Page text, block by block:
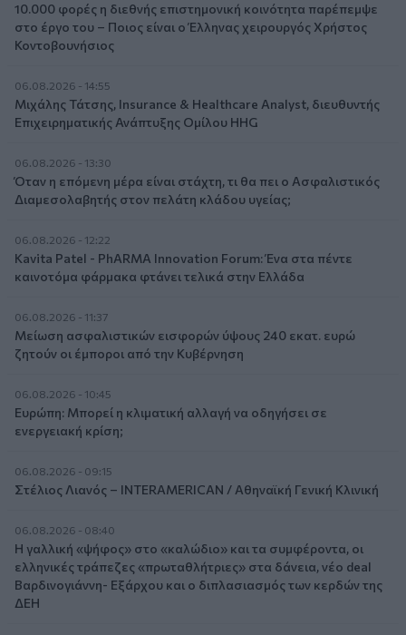
10.000 φορές η διεθνής επιστημονική κοινότητα παρέπεμψε
στο έργο του – Ποιος είναι ο Έλληνας χειρουργός Χρήστος
Κοντοβουνήσιος
06.08.2026 - 14:55
Μιχάλης Τάτσης, Insurance & Healthcare Analyst, διευθυντής
Επιχειρηματικής Ανάπτυξης Ομίλου HHG
06.08.2026 - 13:30
Όταν η επόμενη μέρα είναι στάχτη, τι θα πει ο Ασφαλιστικός
Διαμεσολαβητής στον πελάτη κλάδου υγείας;
06.08.2026 - 12:22
Kavita Patel - PhARMA Innovation Forum: Ένα στα πέντε
καινοτόμα φάρμακα φτάνει τελικά στην Ελλάδα
06.08.2026 - 11:37
Μείωση ασφαλιστικών εισφορών ύψους 240 εκατ. ευρώ
ζητούν οι έμποροι από την Κυβέρνηση
06.08.2026 - 10:45
Ευρώπη: Μπορεί η κλιματική αλλαγή να οδηγήσει σε
ενεργειακή κρίση;
06.08.2026 - 09:15
Στέλιος Λιανός – INTERAMERICAN / Αθηναϊκή Γενική Κλινική
06.08.2026 - 08:40
Η γαλλική «ψήφος» στο «καλώδιο» και τα συμφέροντα, οι
ελληνικές τράπεζες «πρωταθλήτριες» στα δάνεια, νέο deal
Βαρδινογιάννη- Εξάρχου και ο διπλασιασμός των κερδών της
ΔΕΗ